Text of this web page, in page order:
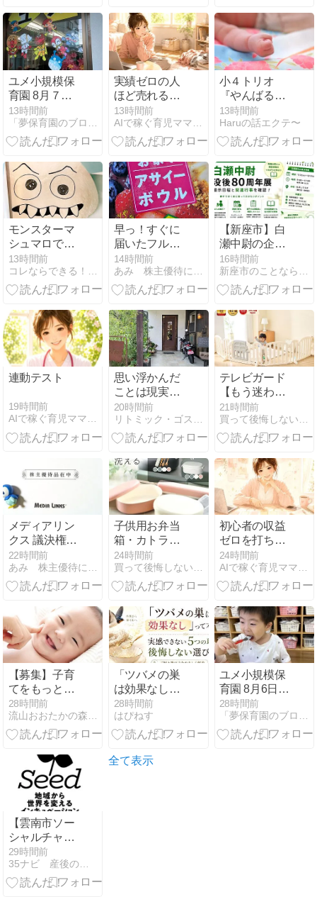
テムを厳選紹
介
ユメ小規模保
育園 8月７日
（金）
13時間前
実績ゼロの人
ほど売れる
noteを書ける
禁断法
13時間前
小４トリオ
『やんばる
へ』②出発！
13時間前
Haruの話エクテ〜
モンスターマ
シュマロで科
学実験あそび
13時間前
早っ！すぐに
届いたフルッ
タフルッタの
優待
14時間前
【新座市】白
瀬中尉の企画
展示はいつま
で？休館日と
関連行事
16時間前
連動テスト
19時間前
AIで稼ぐ育児ママの在宅起業術
思い浮かんだ
ことは現実化
する。
20時間前
テレビガード
【もう迷わな
い！悩まな
い！失敗しな
い！】おすす
厳選紹介
21時間前
メディアリン
クス 議決権行
使のお礼
22時間前
子供用お弁当
箱・カトラリ
ーセット【も
う迷わない！
悩まない！失
おすすめアイ
テムを厳選紹
介
24時間前
初心者の収益
ゼロを打ち破
る
Threads×note
収益化設計書
24時間前
【募集】子育
てをもっと楽
しみたいママ
へ♡ベビーマ
ッサージ初回
ートレッスン
28時間前
流山おおたかの森ベビマ・サインふわほっぺ
「ツバメの巣
は効果なし」
って本当？実
感できない5
つの理由と後
方
28時間前
はぴねす
ユメ小規模保
育園 8月6日
（木）②
28時間前
「夢保育園のブログ」（大阪府高槻市）〜人間教育〜
【雲南市ソー
シャルチャレ
ンジ
「Seed」】過
疎先進地から
29時間前
35ナビ 産後のママ応援団 - 産後ナビ│頑張れママさん
全て表示